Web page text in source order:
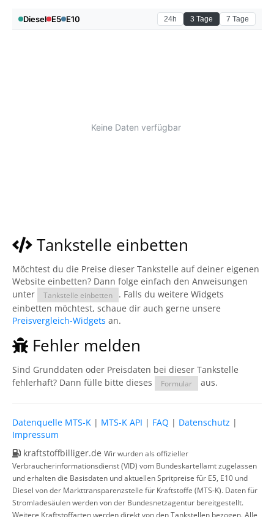
Tankstelle einbetten
Möchtest du die Preise dieser Tankstelle auf deiner eigenen
Website einbetten? Dann folge einfach den Anweisungen
unter
Tankstelle einbetten
. Falls du weitere Widgets
einbetten möchtest, schaue dir auch gerne unsere
Preisvergleich-Widgets an.
Fehler melden
Sind Grunddaten oder Preisdaten bei dieser Tankstelle
fehlerhaft? Dann fülle bitte dieses
Formular aus.
Datenquelle MTS-K | MTS-K API | FAQ | Datenschutz |
Impressum
kraftstoffbilliger.de Wir wurden als offizieller
Verbraucherinformationsdienst (VID) vom Bundeskartellamt zugelassen
und erhalten die Basisdaten und aktuellen Spritpreise für E5, E10 und
Diesel von der Markttransparenzstelle für Kraftstoffe (MTS-K). Daten für
Stromladesäulen werden von der Bundesnetzagentur bereitgestellt.
Weitere Kraftstoffarten werden direkt von den Tankstellen bezogen. Alle